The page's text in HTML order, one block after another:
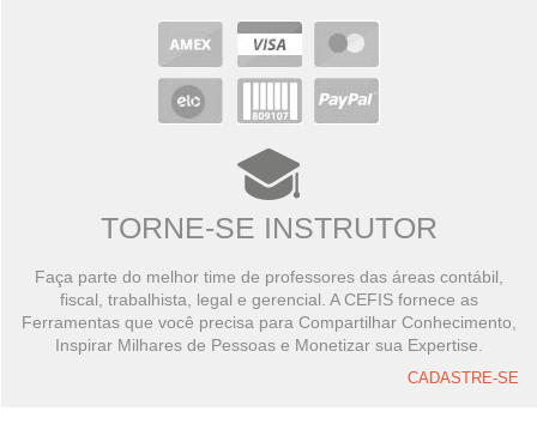
TORNE-SE INSTRUTOR
Faça parte do melhor time de professores das áreas contábil,
fiscal, trabalhista, legal e gerencial. A CEFIS fornece as
Ferramentas que você precisa para Compartilhar Conhecimento,
Inspirar Milhares de Pessoas e Monetizar sua Expertise.
CADASTRE-SE